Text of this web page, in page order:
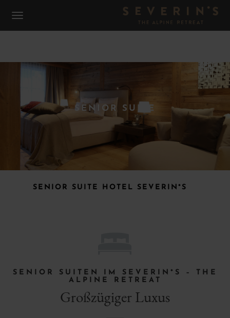
SENIOR SUITE HOTEL SEVERIN*S
SENIOR SUITE
SENIOR SUITEN IM SEVERIN*S – THE
ALPINE RETREAT
Großzügiger Luxus